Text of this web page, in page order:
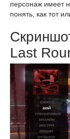
персонаж имеет
понять, как тот
Last